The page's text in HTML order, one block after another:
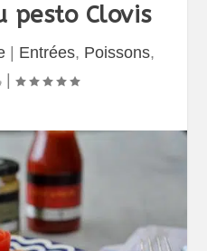
pesto Clovis
Entrées, Poissons,
|